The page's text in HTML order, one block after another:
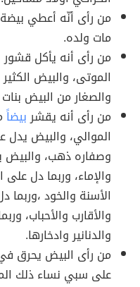
من رأى أنّه أعطي
مات ولده.
من رأى أنه يأكل
الموتى، والبيض الكثير
والصغار من البيض بنات
من رأى أنه يقشربيضاً
الموالي، والبيض
وصفاره ذهب، والبيض
والإماء، وربما دل
الأسنة والخود ،وربما
والأقارب والأحباب،
والدنانير وادخارها.
من رأى البيض يحرق
على سبي نساء ذلك